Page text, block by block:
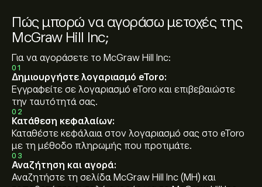
Πώς μπορώ να αγοράσω μετοχές της
McGraw Hill Inc;
Για να αγοράσετε το McGraw Hill Inc:
01
Δημιουργήστε λογαριασμό eToro:
Εγγραφείτε σε λογαριασμό eToro και επιβεβαιώστε
την ταυτότητά σας.
02
Κατάθεση κεφαλαίων:
Καταθέστε κεφάλαια στον λογαριασμό σας στο eToro
με τη μέθοδο πληρωμής που προτιμάτε.
03
Αναζήτηση και αγορά:
Αναζητήστε τη σελίδα McGraw Hill Inc (MH) και